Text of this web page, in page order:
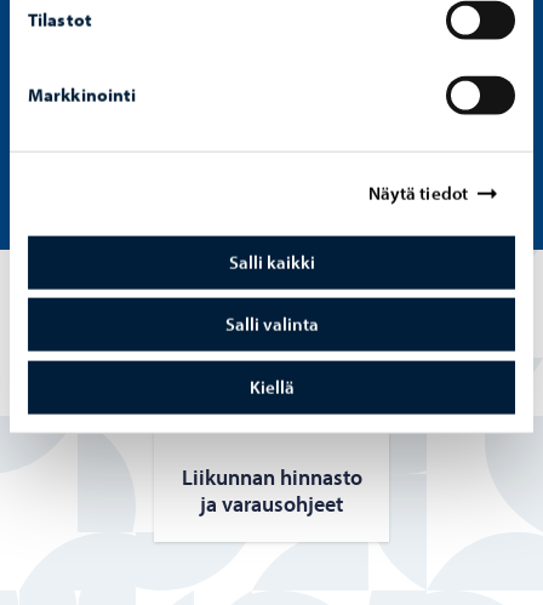
Tilastot
Markkinointi
Näytä tiedot
Salli kaikki
Salli valinta
Kiellä
Varaa tilat Timmi-palvelussa
Katso myös
Lii­kun­nan hin­nas­to
ja va­raus­oh­jeet